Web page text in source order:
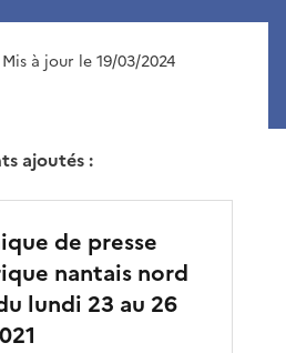
à jour le 19/03/2024
ajoutés :
de presse
nantais nord
lundi 23 au 26